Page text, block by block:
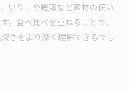
いりこや鰹節など素材の使い
。食べ比べを重ねることで、
さをより深く理解できるでし